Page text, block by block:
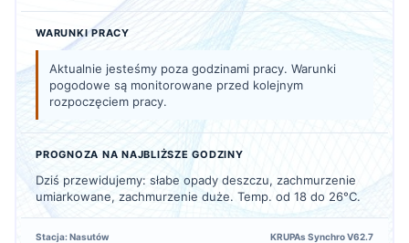
WARUNKI PRACY
Aktualnie jesteśmy poza godzinami pracy. Warunki
pogodowe są monitorowane przed kolejnym
rozpoczęciem pracy.
PROGNOZA NA NAJBLIŻSZE GODZINY
Dziś przewidujemy: słabe opady deszczu, zachmurzenie
umiarkowane, zachmurzenie duże. Temp. od 18 do 26°C.
Stacja: Nasutów KRUPAs Synchro V62.7